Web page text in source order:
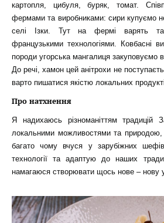
картопля, цибуля, буряк, томат.
фермами та виробниками: сири купуємо
селі Ізки. Тут на фермі варять
французькими технологіями. Ковбасні
породи угорська мангалиця закуповуємо
До речі, хамон цей анітрохи не
варто пишатися якістю локальних
Про натхнення
Я надихаюсь різноманіттям традицій
локальними можливостями та
багато чому вчуся у зарубіжних
технології та адаптую до наших
намагаюся створювати щось нове – нову